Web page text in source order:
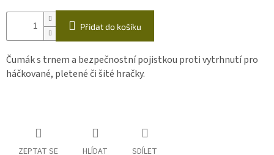
Měna
Přidat do košíku
Čumák s trnem a bezpečnostní pojistkou proti vytrhnutí pro
háčkované, pletené či šité hračky.
ZEPTAT SE HLÍDAT SDÍLET